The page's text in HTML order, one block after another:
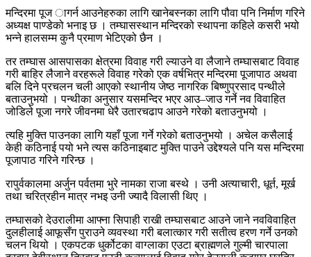
मन्दिरमा पूज ागर्न आउनेहरुका लागि खानेबस्नका लागि पौवा पनि निर्माण गरिने
अध्यक्ष पाण्डेको भनाइ छ । तम्घासस्थान मन्दिरको स्थापना कहिले कसरी भयो
भन्ने हालसम्म कुनै प्रमाण भेटिएको छैन ।
तर तम्घास आसपासका क्षेत्रमा विवाह गरी ल्याउने वा लैजाने तम्घासबाट विवाह
गरी बाहिर लैजाने वरहरूले विवाह गरेको एक वर्षभित्र मन्दिरमा पूजापाठ अथवा
बलि दिने प्रचलन चली आएको स्थानीय जेष्ठ नागरिक बिष्णुप्रसाद पन्थीले
बताउनुभयो । पन्थीका अनुसार यसमन्दिर भएर आउ–जाउ गर्ने नव विवाहित
जोडिले पूजा नगरे जीवनमा धेरै उतारचढाप आउने गरेको बताउनुभयो ।
त्यहि मुक्ति पाउनका लागि यहाँ पूजा गर्ने गरेको बताउनुभयो । अचेल कसैलाई
केही कठिनाई पयो भने त्यस कठिनाइबाट मुक्ति पाउने उद्देश्यले पनि यस मन्दिरमा
पूजापाठ गरिने गरिन्छ ।
रापुर्वकालमा अर्जुन पर्वतमा भुरे नामका राजा बस्थे । उनी अत्याचारी, धूर्त, मूर्ख
तथा चरित्रहीन मात्र नभइ उनी ज्यादै विलासी थिए ।
तम्घासको देउरालीमा आफ्ना सिपाही राखी तम्घासबाट आउने जाने नवविवाहित
दुलहीलाई आफूसँग पुराउने व्यवस्था गरी बलात्कार गरी सतीत्व हरण गर्ने उनको
चलन थियो । एकपटक धुर्कोटका वाग्लाका एउटा ब्राह्मणले गुल्मी चारपाला